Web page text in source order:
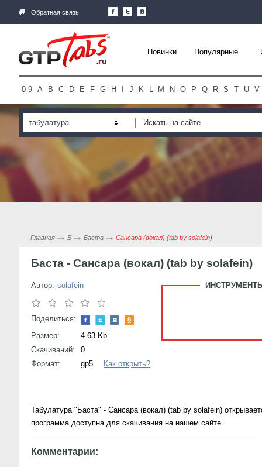
Обратная связь
Новинки Популярные
0-9 A B C D E F G H J K L M N O P Q R S T U V
табулатура
Главная Б Баста Сансара (вокал) (tab by solafein)
Баста - Сансара (вокал) (tab by solafein)
Автор: solafein
Поделиться:
Размер:
4.63 Kb
Скачиваний:
0
Формат:
gp5 Как открыть?
Табулатура "Баста" - Сансара (вокал) (tab by solafein)
программа доступна для скачивания на нашем сайте.
Комментарии: